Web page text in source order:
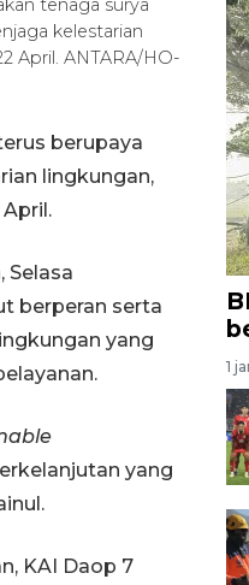
tenaga surya
kelestarian
April. ANTARA/HO-
berupaya
lingkungan,
Selasa
berperan serta
yang
yang
KAI Daop 7
1